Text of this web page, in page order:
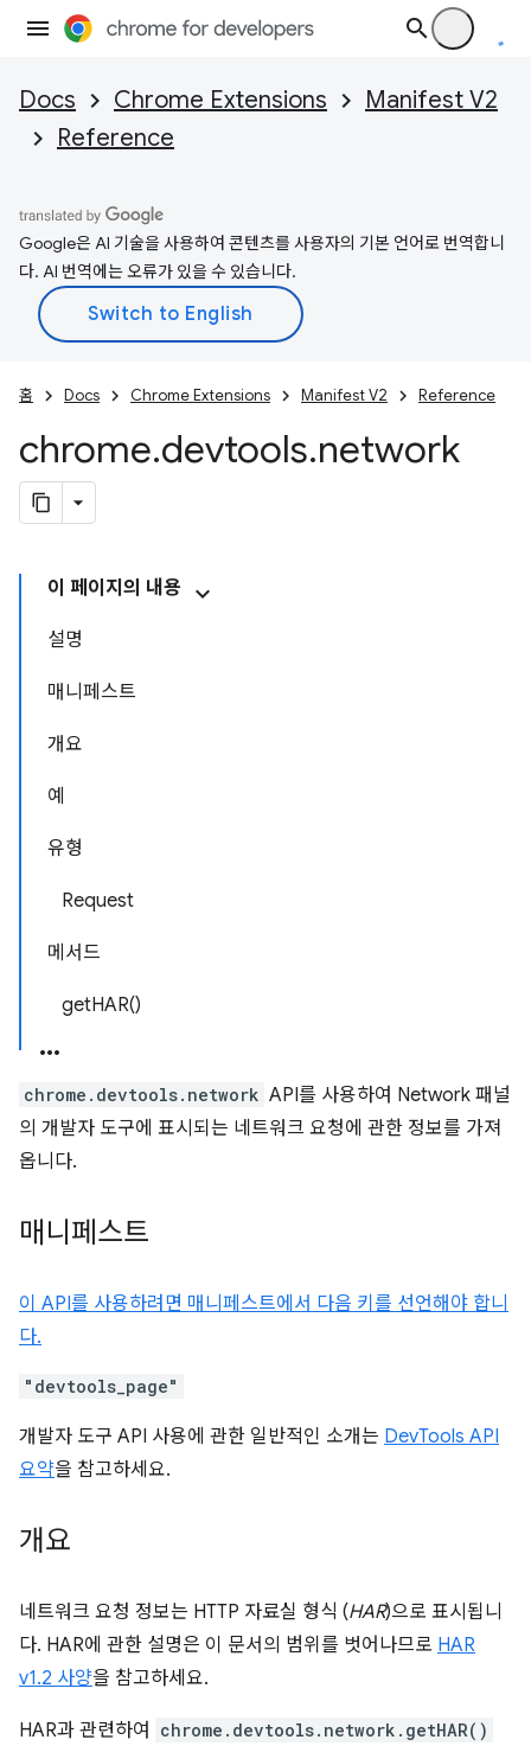
Docs Chrome Extensions
Manifest V2
Reference
Google은 AI 기술을 사용하여 콘텐츠를 사용자의 기본 언어로 번역합니
다. AI 번역에는 오류가 있을 수 있습니다.
홈 Docs Chrome Extensions Manifest V2 Reference
chrome.devtools.network
이 페이지의 내용
설명
매니페스트
개요
예
유형
Request
메서드
getHAR()
chrome.devtools.network API를 사용하여 Network 패널
의 개발자 도구에 표시되는 네트워크 요청에 관한 정보를 가져
옵니다.
매니페스트
이 API를 사용하려면 매니페스트에서 다음 키를 선언해야 합니
다.
"devtools_page"
개발자 도구 API 사용에 관한 일반적인 소개는 DevTools API
요약을 참고하세요.
개요
네트워크 요청 정보는 HTTP 자료실 형식 (HAR)으로 표시됩니
다. HAR에 관한 설명은 이 문서의 범위를 벗어나므로 HAR
v1.2 사양을 참고하세요.
HAR과 관련하여 chrome.devtools.network.getHAR()